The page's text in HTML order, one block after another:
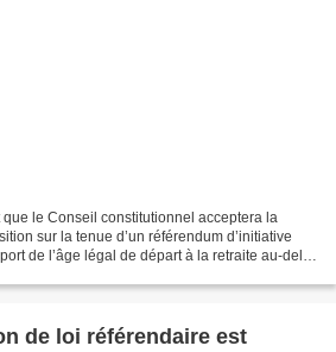
le Conseil constitutionnel acceptera la
sur la tenue d’un référendum d’initiative
de l’âge légal de départ à la retraite au-delà
de loi référendaire est